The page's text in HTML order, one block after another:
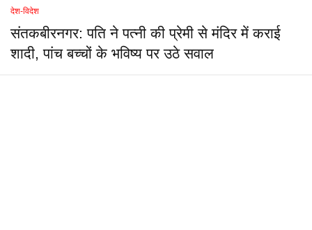
देश-विदेश
संतकबीरनगर: पति ने पत्नी की प्रेमी से मंदिर में कराई
शादी, पांच बच्चों के भविष्य पर उठे सवाल